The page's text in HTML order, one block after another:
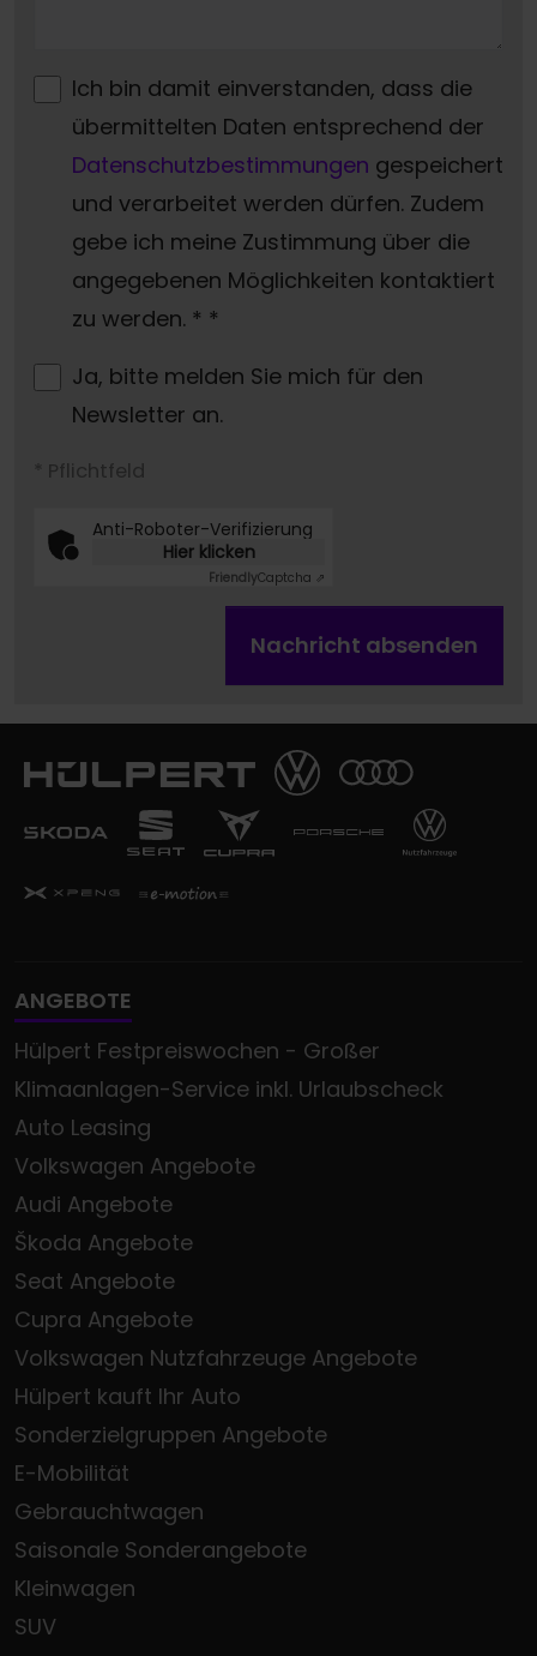
Ich bin damit einverstanden, dass die
übermittelten Daten entsprechend der
Datenschutzbestimmungen gespeichert
und verarbeitet werden dürfen. Zudem
gebe ich meine Zustimmung über die
angegebenen Möglichkeiten kontaktiert
zu werden. * *
Ja, bitte melden Sie mich für den
Newsletter an.
* Pflichtfeld
Anti-Roboter-Verifizierung
Hier klicken
FriendlyCaptcha ⇗
Nachricht absenden
ANGEBOTE
Hülpert Festpreiswochen - Großer
Klimaanlagen-Service inkl. Urlaubscheck
Auto Leasing
Volkswagen Angebote
Audi Angebote
Škoda Angebote
Seat Angebote
Cupra Angebote
Volkswagen Nutzfahrzeuge Angebote
Hülpert kauft Ihr Auto
Sonderzielgruppen Angebote
E-Mobilität
Gebrauchtwagen
Saisonale Sonderangebote
Kleinwagen
SUV